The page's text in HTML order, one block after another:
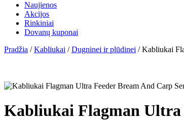
Naujienos
Akcijos
Rinkiniai
Dovanų kuponai
Pradžia /Kabliukai /Dugninei ir plūdinei / Kabliukai
Kabliukai Flagman Ultra